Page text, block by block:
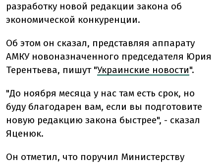
разработку новой редакции закона об
экономической конкуренции.
Об этом он сказал, представляя аппарату
АМКУ новоназначенного председателя Юрия
Терентьева, пишут "Украинские новости".
"До ноября месяца у нас там есть срок, но
буду благодарен вам, если вы подготовите
новую редакцию закона быстрее", - сказал
Яценюк.
Он отметил, что поручил Министерству